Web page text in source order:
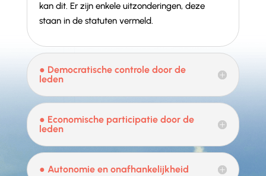
kan dit. Er zijn enkele uitzonderingen, deze
staan in de statuten vermeld.
● Democratische controle door de
leden
● Economische participatie door de
leden
● Autonomie en onafhankelijkheid